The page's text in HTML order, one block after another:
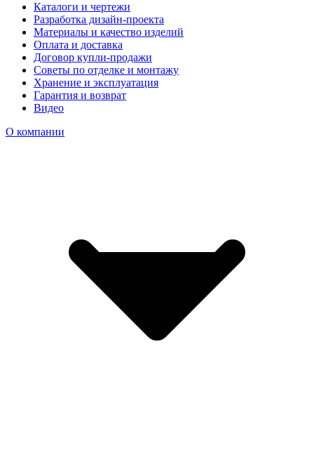
Каталоги и чертежи
Разработка дизайн-проекта
Материалы и качество изделий
Оплата и доставка
Договор купли-продажи
Советы по отделке и монтажу
Хранение и эксплуатация
Гарантия и возврат
Видео
О компании